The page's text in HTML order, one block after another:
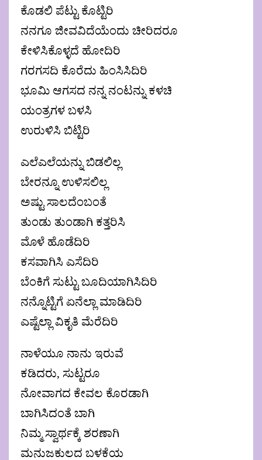
ಕೊಡಲಿ ಪೆಟ್ಟು ಕೊಟ್ಟಿರಿ
ನನಗೂ ಜೀವವಿದೆಯೆಂದು ಚೀರಿದರೂ
ಕೇಳಿಸಿಕೊಳ್ಳದೆ ಹೋದಿರಿ
ಗರಗಸದಿ ಕೊರೆದು ಹಿಂಸಿಸಿದಿರಿ
ಭೂಮಿ ಆಗಸದ ನನ್ನ ನಂಟನ್ನು ಕಳಚಿ
ಯಂತ್ರಗಳ ಬಳಸಿ
ಉರುಳಿಸಿ ಬಿಟ್ಟಿರಿ
ಎಲೆಎಲೆಯನ್ನು ಬಿಡಲಿಲ್ಲ
ಬೇರನ್ನೂ ಉಳಿಸಲಿಲ್ಲ
ಅಷ್ಟು ಸಾಲದೆಂಬಂತೆ
ತುಂಡು ತುಂಡಾಗಿ ಕತ್ತರಿಸಿ
ಮೊಳೆ ಹೊಡೆದಿರಿ
ಕಸವಾಗಿಸಿ ಎಸೆದಿರಿ
ಬೆಂಕಿಗೆ ಸುಟ್ಟು ಬೂದಿಯಾಗಿಸಿದಿರಿ
ನನ್ನೊಟ್ಟಿಗೆ ಏನೆಲ್ಲಾ ಮಾಡಿದಿರಿ
ಎಷ್ಟೆಲ್ಲಾ ವಿಕೃತಿ ಮೆರೆದಿರಿ
ನಾಳೆಯೂ ನಾನು ಇರುವೆ
ಕಡಿದರು, ಸುಟ್ಟರೂ
ನೋವಾಗದ ಕೇವಲ ಕೊರಡಾಗಿ
ಬಾಗಿಸಿದಂತೆ ಬಾಗಿ
ನಿಮ್ಮ ಸ್ವಾರ್ಥಕ್ಕೆ ಶರಣಾಗಿ
ಮನುಜಕುಲದ ಬಳಕೆಯ